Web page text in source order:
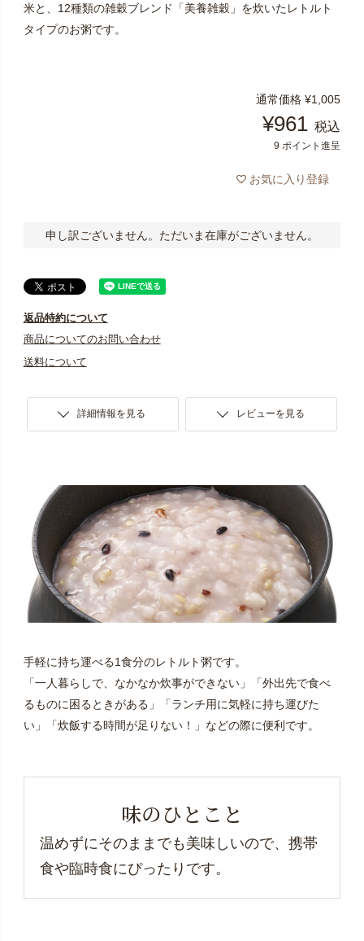
米と、12種類の雑穀ブレンド「美養雑穀」を炊いたレトルト
タイプのお粥です。
通常価格 ¥1,005
¥961 税込
9 ポイント進呈
お気に入り登録
申し訳ございません。ただいま在庫がございません。
返品特約について
商品についてのお問い合わせ
送料について
詳細情報を見る レビューを見る
手軽に持ち運べる1食分のレトルト粥です。
「一人暮らしで、なかなか炊事ができない」「外出先で食べ
るものに困るときがある」「ランチ用に気軽に持ち運びた
い」「炊飯する時間が足りない！」などの際に便利です。
味のひとこと
温めずにそのままでも美味しいので、携帯
食や臨時食にぴったりです。